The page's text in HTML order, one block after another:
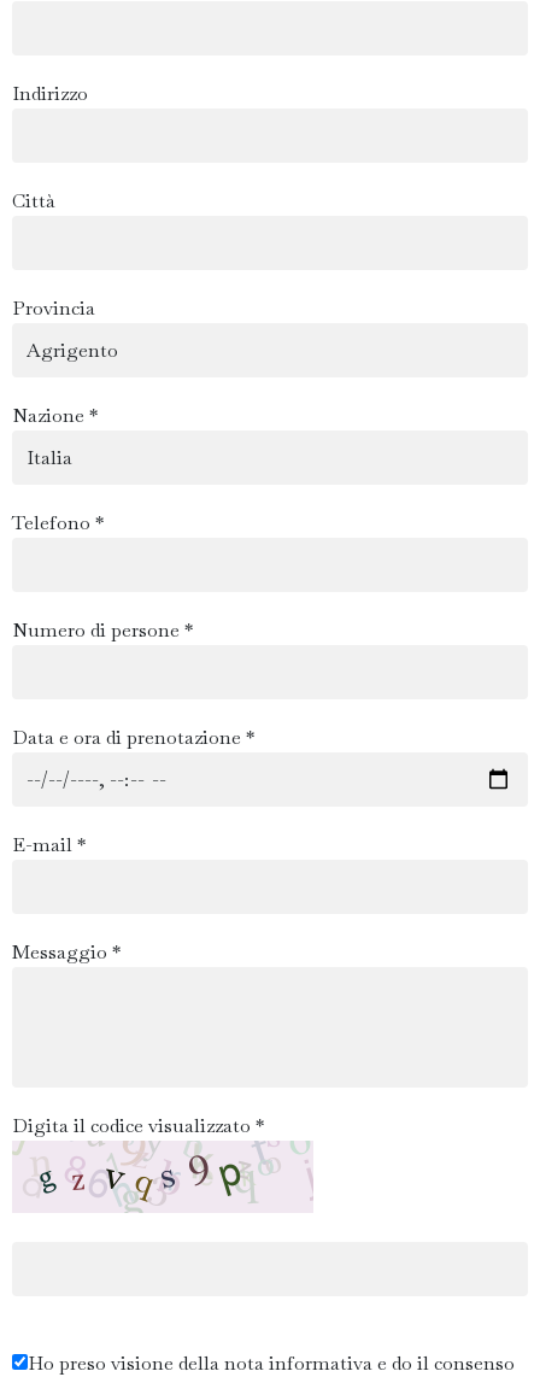
Indirizzo
Città
Provincia
Nazione *
Telefono *
Numero di persone *
Data e ora di prenotazione *
E-mail *
Messaggio *
Digita il codice visualizzato *
Ho preso visione della nota informativa e do il consenso